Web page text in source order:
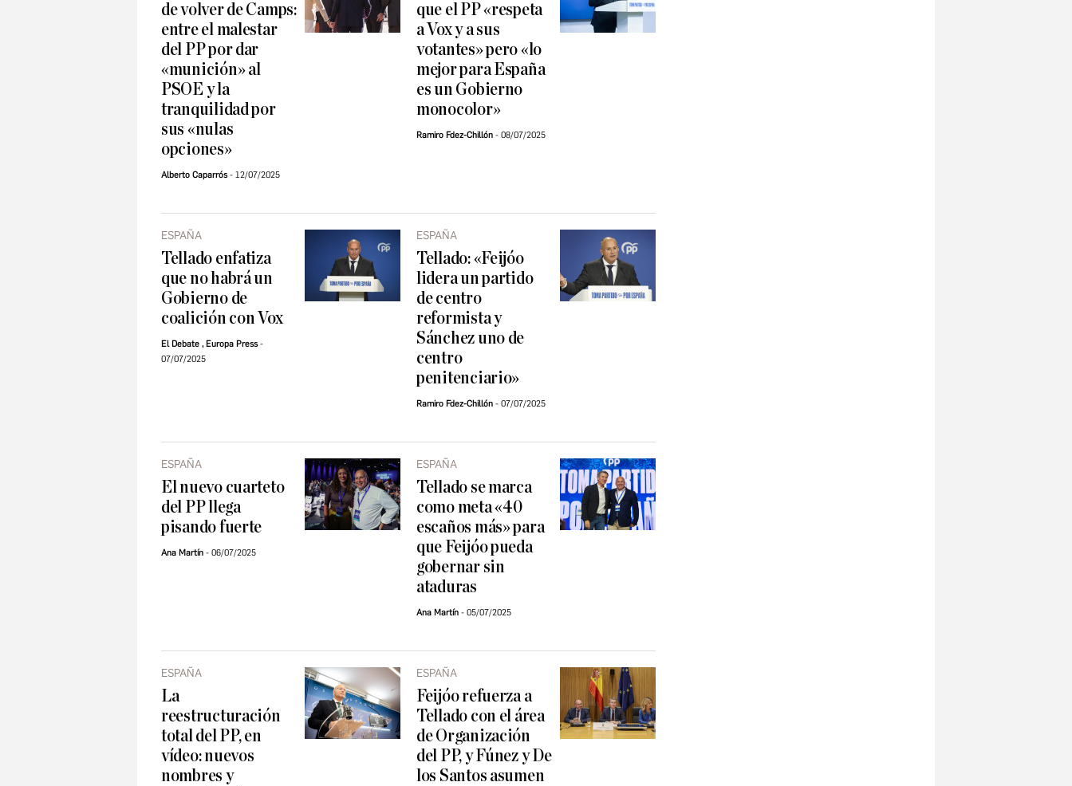
de volver de Camps:
entre el malestar
del PP por dar
«munición» al
PSOE y la
tranquilidad por
sus «nulas
opciones»
Alberto Caparrós 12/07/2025
que el PP «respeta
a Vox y a sus
votantes» pero «lo
mejor para España
es un Gobierno
monocolor»
Ramiro Fdez-Chillón 08/07/2025
ESPAÑA
Tellado enfatiza
que no habrá un
Gobierno de
coalición con Vox
El Debate , Europa Press
07/07/2025
ESPAÑA
Tellado: «Feijóo
lidera un partido
de centro
reformista y
Sánchez uno de
centro
penitenciario»
Ramiro Fdez-Chillón 07/07/2025
ESPAÑA
El nuevo cuarteto
del PP llega
pisando fuerte
Ana Martín 06/07/2025
ESPAÑA
Tellado se marca
como meta «40
escaños más» para
que Feijóo pueda
gobernar sin
ataduras
Ana Martín 05/07/2025
ESPAÑA
La
reestructuración
total del PP, en
vídeo: nuevos
nombres y
ESPAÑA
Feijóo refuerza a
Tellado con el área
de Organización
del PP, y Fúnez y De
los Santos asumen